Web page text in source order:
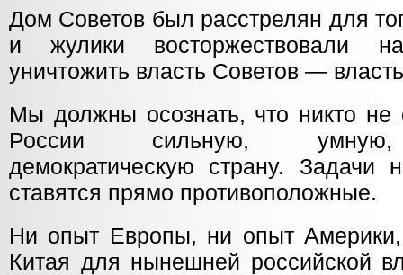
Дом Советов был расстрелян для
и жулики восторжествовали
уничтожить власть Советов —
Мы должны осознать, что никто не
России сильную, умную,
демократическую страну. Задачи
ставятся прямо противоположные.
Ни опыт Европы, ни опыт
Китая для нынешней российской